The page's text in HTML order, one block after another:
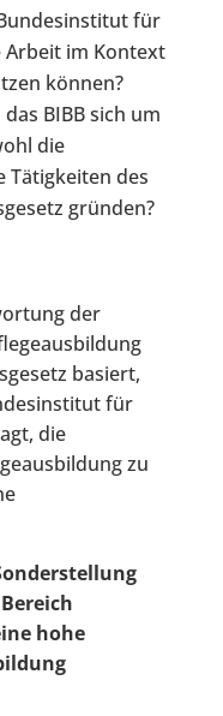
für
Arbeit im Kontext
können?
BIBB sich um
die
Tätigkeiten des
gründen?
der
basiert,
für
die
zu
hohe